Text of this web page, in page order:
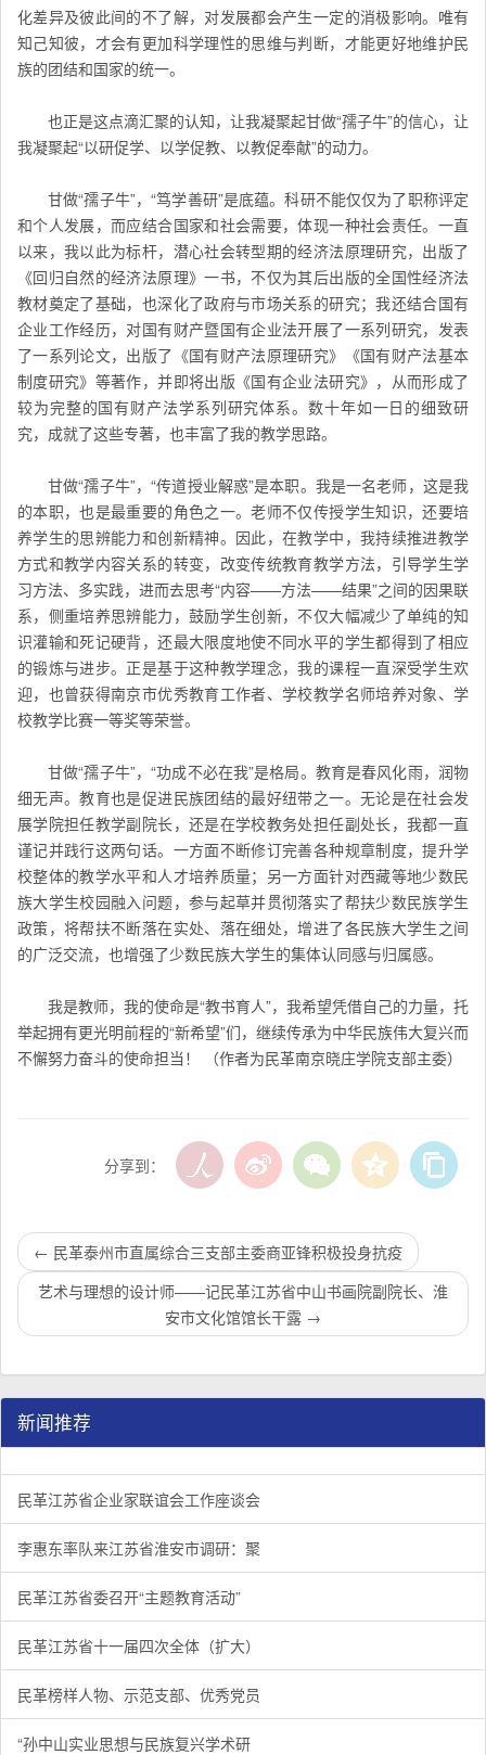
化差异及彼此间的不了解，对发展都会产生一定的消极影响。唯有
知己知彼，才会有更加科学理性的思维与判断，才能更好地维护民
族的团结和国家的统一。
也正是这点滴汇聚的认知，让我凝聚起甘做“孺子牛”的信心，让
我凝聚起“以研促学、以学促教、以教促奉献”的动力。
甘做“孺子牛”，“笃学善研”是底蕴。科研不能仅仅为了职称评定
和个人发展，而应结合国家和社会需要，体现一种社会责任。一直
以来，我以此为标杆，潜心社会转型期的经济法原理研究，出版了
《回归自然的经济法原理》一书，不仅为其后出版的全国性经济法
教材奠定了基础，也深化了政府与市场关系的研究；我还结合国有
企业工作经历，对国有财产暨国有企业法开展了一系列研究，发表
了一系列论文，出版了《国有财产法原理研究》《国有财产法基本
制度研究》等著作，并即将出版《国有企业法研究》，从而形成了
较为完整的国有财产法学系列研究体系。数十年如一日的细致研
究，成就了这些专著，也丰富了我的教学思路。
甘做“孺子牛”，“传道授业解惑”是本职。我是一名老师，这是我
的本职，也是最重要的角色之一。老师不仅传授学生知识，还要培
养学生的思辨能力和创新精神。因此，在教学中，我持续推进教学
方式和教学内容关系的转变，改变传统教育教学方法，引导学生学
习方法、多实践，进而去思考“内容——方法——结果”之间的因果联
系，侧重培养思辨能力，鼓励学生创新，不仅大幅减少了单纯的知
识灌输和死记硬背，还最大限度地使不同水平的学生都得到了相应
的锻炼与进步。正是基于这种教学理念，我的课程一直深受学生欢
迎，也曾获得南京市优秀教育工作者、学校教学名师培养对象、学
校教学比赛一等奖等荣誉。
甘做“孺子牛”，“功成不必在我”是格局。教育是春风化雨，润物
细无声。教育也是促进民族团结的最好纽带之一。无论是在社会发
展学院担任教学副院长，还是在学校教务处担任副处长，我都一直
谨记并践行这两句话。一方面不断修订完善各种规章制度，提升学
校整体的教学水平和人才培养质量；另一方面针对西藏等地少数民
族大学生校园融入问题，参与起草并贯彻落实了帮扶少数民族学生
政策，将帮扶不断落在实处、落在细处，增进了各民族大学生之间
的广泛交流，也增强了少数民族大学生的集体认同感与归属感。
我是教师，我的使命是“教书育人”，我希望凭借自己的力量，托
举起拥有更光明前程的“新希望”们，继续传承为中华民族伟大复兴而
不懈努力奋斗的使命担当！
（作者为民革南京晓庄学院支部主委）
分享到：
← 民革泰州市直属综合三支部主委商亚锋积极投身抗疫
艺术与理想的设计师——记民革江苏省中山书画院副院长、淮
安市文化馆馆长干露 →
新闻推荐
民革江苏省企业家联谊会工作座谈会在宁召开
1/3 李惠东率队来江苏省淮安市调研：聚焦民革党员之家建设管
2/3 民革江苏省委召开“主题教育活动” 领导班子民主生活会
3/3
民革江苏省企业家联谊会工作座谈会
李惠东率队来江苏省淮安市调研：聚
民革江苏省委召开“主题教育活动”
民革江苏省十一届四次全体（扩大）
民革榜样人物、示范支部、优秀党员
“孙中山实业思想与民族复兴学术研